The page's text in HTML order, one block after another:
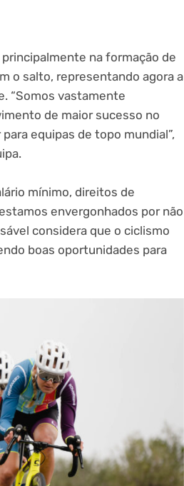
na formação de
o salto, representando agora a
“Somos vastamente
de maior sucesso no
equipas de topo mundial”,
mínimo, direitos de
envergonhados por não
considera que o ciclismo
boas oportunidades para